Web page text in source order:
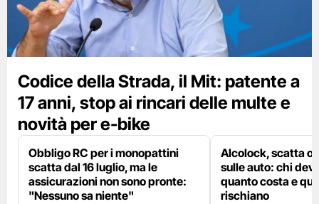
Codice della Strada, il Mit: patente a
17 anni, stop ai rincari delle multe e
novità per e-bike
Obbligo RC per i monopattini
scatta dal 16 luglio, ma le
assicurazioni non sono pronte:
"Nessuno sa niente"
Alcolock, scatta
sulle auto: chi
quanto costa e
rischiano